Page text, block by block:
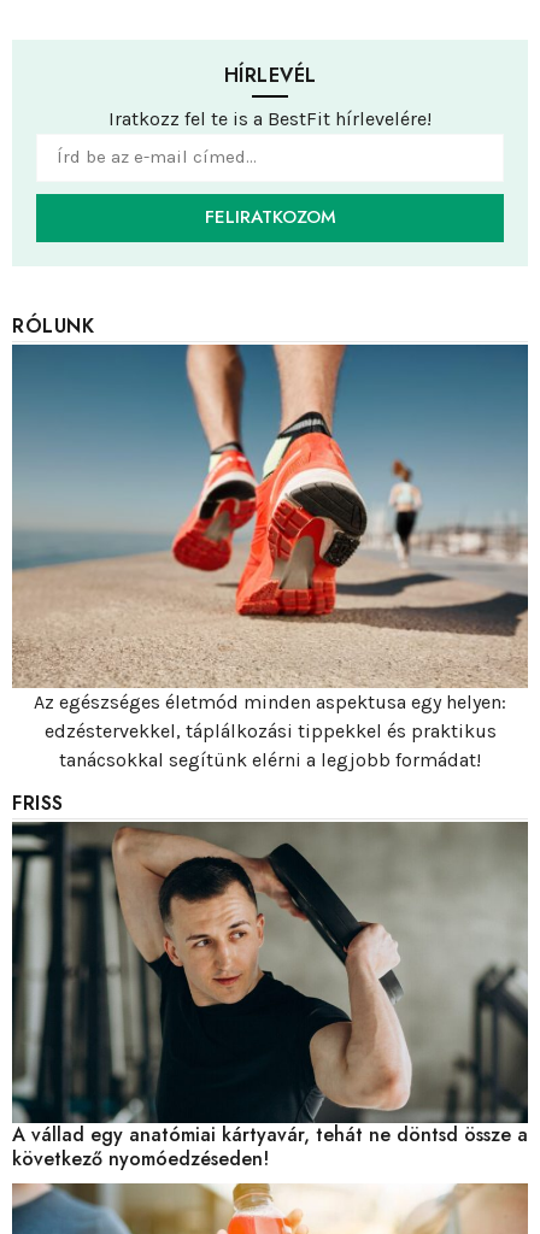
HÍRLEVÉL
Iratkozz fel te is a BestFit hírlevelére!
FELIRATKOZOM
RÓLUNK
Az egészséges életmód minden aspektusa egy helyen:
edzéstervekkel, táplálkozási tippekkel és praktikus
tanácsokkal segítünk elérni a legjobb formádat!
FRISS
A vállad egy anatómiai kártyavár, tehát ne döntsd össze a
következő nyomóedzéseden!